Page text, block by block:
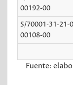
00192-00
S/70001-31-21-
00108-00
Fuente: